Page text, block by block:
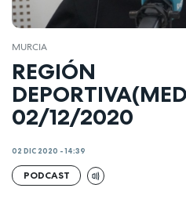
MURCIA
REGIÓN
02/12/2020
02 DIC 2020 - 14:39
PODCAST